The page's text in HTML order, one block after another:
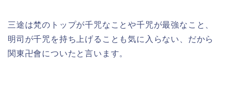
三途は梵のトップが千咒なことや千咒が最強なこと、
明司が千咒を持ち上げることも気に入らない、だから
関東卍會についたと言います。